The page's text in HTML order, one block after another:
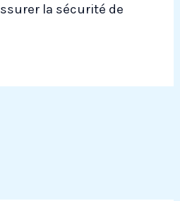
la sécurité de